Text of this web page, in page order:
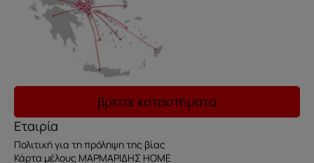
βρείτε καταστήματα
Εταιρία
Πολιτική για τη πρόληψη της βίας
Κάρτα μέλους ΜΑΡΜΑΡΙΔΗΣ HOME